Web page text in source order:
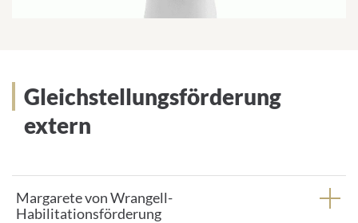
Gleichstellungsförderung
extern
Margarete von Wrangell-
Habilitationsförderung